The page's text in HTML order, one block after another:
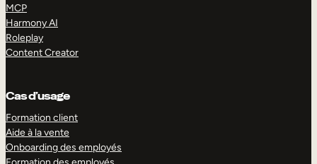
MCP
Harmony AI
Roleplay
Content Creator
Cas d’usage
Formation client
Aide à la vente
Onboarding des employés